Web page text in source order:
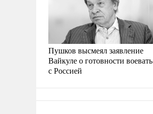
Пушков высмеял заявление
Вайкуле о готовности воевать
с Россией